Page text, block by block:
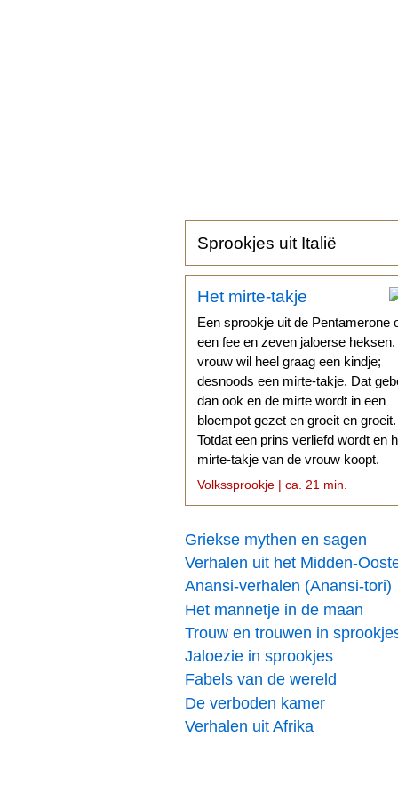
Sprookjes uit Italië
Het mirte-takje
Een sprookje uit de Pentamerone
een fee en zeven jaloerse
vrouw wil heel graag een kindje;
desnoods een mirte-takje. Dat
dan ook en de mirte wordt in een
bloempot gezet en groeit en groeit.
Totdat een prins verliefd wordt en
mirte-takje van de vrouw koopt.
Volkssprookje | ca. 21 min.
Griekse mythen en sagen
Verhalen uit het Midden-
Anansi-verhalen (Anansi-tori)
Het mannetje in de maan
Trouw en trouwen in
Jaloezie in sprookjes
Fabels van de wereld
De verboden kamer
Verhalen uit Afrika